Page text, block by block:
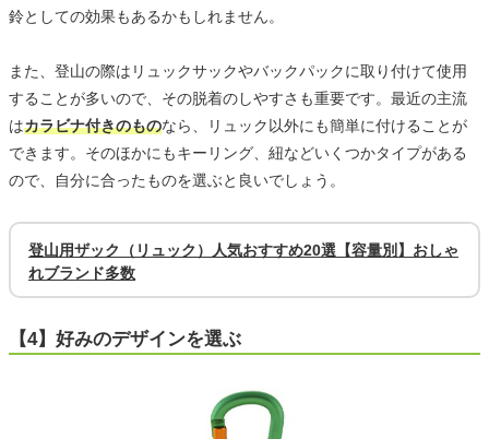
鈴としての効果もあるかもしれません。
また、登山の際はリュックサックやバックパックに取り付けて使用
することが多いので、その脱着のしやすさも重要です。最近の主流
はカラビナ付きのものなら、リュック以外にも簡単に付けることが
できます。そのほかにもキーリング、紐などいくつかタイプがある
ので、自分に合ったものを選ぶと良いでしょう。
登山用ザック（リュック）人気おすすめ20選【容量別】おしゃ
れブランド多数
【4】好みのデザインを選ぶ